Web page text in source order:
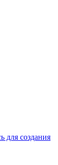
для создания